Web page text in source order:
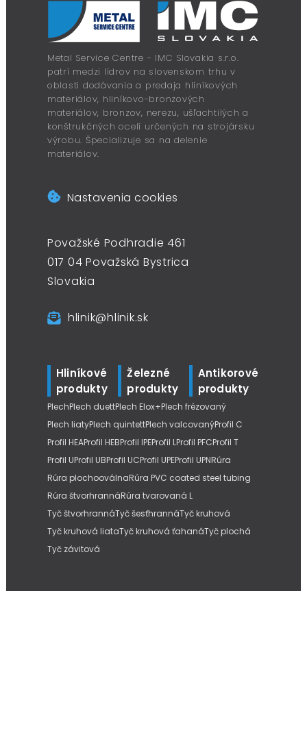
Metal Service Centre - IMC Slovakia s.r.o.
patrí medzi lídrov na slovenskom trhu v
oblasti dodávania a predaja hliníkových
materiálov, hliníkovo-bronzových
materiálov, bronzov, nerezu, ušľachtilých a
konštrukčných ocelí určených na strojársku
výrobu. Špecializuje sa na delenie
materiálov.
Nastavenia cookies
Považské Podhradie 461
017 04 Považská Bystrica
Slovakia
hlinik@hlinik.sk
Hliníkové
produkty
Železné
produkty
Antikorové
produkty
PlechPlech duettPlech Elox+Plech frézovaný
Plech liatyPlech quintettPlech valcovanýProfil C
Profil HEAProfil HEBProfil IPEProfil LProfil PFCProfil T
Profil UProfil UBProfil UCProfil UPEProfil UPNRúra
Rúra plochooválnaRúra PVC coated steel tubing
Rúra štvorhrannáRúra tvarovaná L
Tyč štvorhrannáTyč šesťhrannáTyč kruhová
Tyč kruhová liataTyč kruhová ťahanáTyč plochá
Tyč závitová